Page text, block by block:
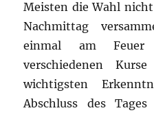
Meisten die Wahl
Nachmittag
einmal am
verschiedenen
wichtigsten
Abschluss des